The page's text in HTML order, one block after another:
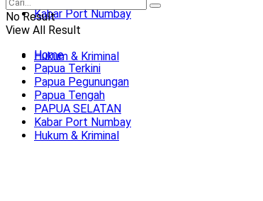
Kabar Port Numbay
Hukum & Kriminal
No Result
View All Result
Home
Papua Terkini
Papua Pegunungan
Papua Tengah
PAPUA SELATAN
Kabar Port Numbay
Hukum & Kriminal